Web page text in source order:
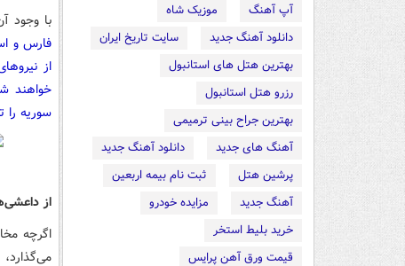
آپ آهنگ
موزیک شاه
دانلود آهنگ جدید
سایت تاریخ ایران
بهترین هتل های استانبول
رزرو هتل استانبول
بهترین جراح بینی ترمیمی
آهنگ های جدید
دانلود آهنگ جدید
پرشین هتل
ثبت نام بیمه اربعین
آهنگ جدید
مزایده خودرو
خرید بلیط استخر
قیمت ورق آهن پرایس
با وجود
فارس و
از
خواهند
سوریه را
از
اگرچه